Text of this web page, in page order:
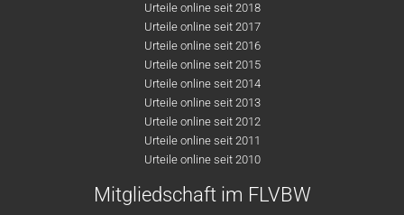
Urteile online seit 2018
Urteile online seit 2017
Urteile online seit 2016
Urteile online seit 2015
Urteile online seit 2014
Urteile online seit 2013
Urteile online seit 2012
Urteile online seit 2011
Urteile online seit 2010
Mitgliedschaft im FLVBW